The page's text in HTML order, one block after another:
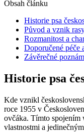
Obsah článku
Historie psa
Původ a vznik
Rozmanitost a
Doporučené péče
Závěrečné
Historie psa
Kde vznikl
roce 1955 v
ovčáka. Tímto spojením
vlastnostmi a